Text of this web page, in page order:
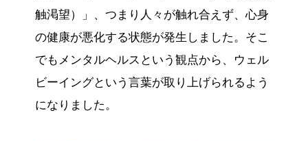
触渇望）」、つまり人々が触れ合えず、心身
の健康が悪化する状態が発生しました。そこ
でもメンタルヘルスという観点から、ウェル
ビーイングという言葉が取り上げられるよう
になりました。